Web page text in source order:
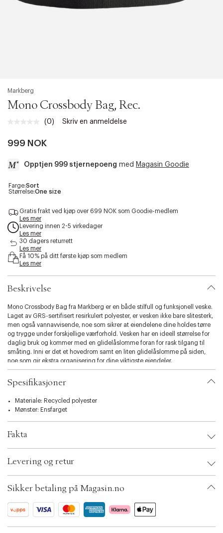
Markberg
Mono Crossbody Bag, Rec.
Ingen
Samme
(0) Skriv en anmeldelse
999 NOK
Opptjen 999 stjernepoeng med Magasin Goodie
a
c
e
s
s
i
i
t
.
v
n
s
e
l
c
t
o
n
Farge:Sort
Størrelse:One size
Gratis frakt ved kjøp over 699 NOK som Goodie-medlem
Les mer
Levering innen 2-5 virkedager
Les mer
30 dagers returrett
Les mer
Få 10% på ditt første kjøp som medlem
Les mer
Beskrivelse
Mono Crossbody Bag fra Markberg er en både stilfull og funksjonell veske.
Laget av GRS-sertifisert resirkulert polyester, er vesken ikke bare slitesterk,
men også vannavvisende, noe som sikrer at eiendelene dine holdes tørre
og trygge under forskjellige værforhold. Vesken har en ideell størrelse for
daglig bruk og kommer med en glidelåslomme foran for rask tilgang til
småting. Inni er det et hovedrom samt en liten glidelåslomme på siden,
noe som gir ekstra organisering for dine viktigste eiendeler.
Lukkemekanismen med glidelås gjør det enkelt å åpne og lukke vesken.
Den brede, justerbare crossbody-remmen i resirkulert materiale tilfører
komfort og gjør det mulig å tilpasse vesken til din stil og behov.
Veskenfôret er også laget av 100% resirkulert polyester. Målene på 18 cm x
32 cm x 8 cm gjør at vesken er kompakt og praktisk for hverdagen, enten
det er til skole, jobb eller fritid.
Spesifikasjoner
Materiale: Recycled polyester
Mønster: Ensfarget
Fakta
EAN: 5711423104859
Ax numbers: 06618497
ID: BGTO92-000R
Levering og retur
Sikker betaling på Magasin.no